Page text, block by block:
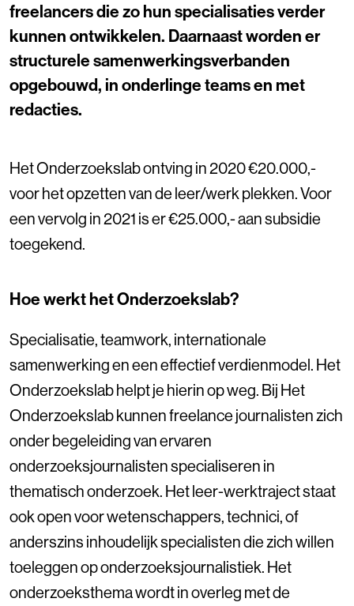
freelancers die zo hun specialisaties verder
kunnen ontwikkelen. Daarnaast worden er
structurele samenwerkingsverbanden
opgebouwd, in onderlinge teams en met
redacties.
Het Onderzoekslab ontving in 2020 €20.000,-
voor het opzetten van de leer/werk plekken. Voor
een vervolg in 2021 is er €25.000,- aan subsidie
toegekend.
Hoe werkt het Onderzoekslab?
Specialisatie, teamwork, internationale
samenwerking en een effectief verdienmodel. Het
Onderzoekslab helpt je hierin op weg. Bij Het
Onderzoekslab kunnen freelance journalisten zich
onder begeleiding van ervaren
onderzoeksjournalisten specialiseren in
thematisch onderzoek. Het leer-werktraject staat
ook open voor wetenschappers, technici, of
anderszins inhoudelijk specialisten die zich willen
toeleggen op onderzoeksjournalistiek. Het
onderzoeksthema wordt in overleg met de